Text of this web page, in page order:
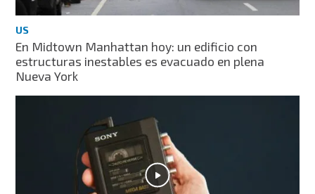
US
En Midtown Manhattan hoy: un edificio con
estructuras inestables es evacuado en plena
Nueva York